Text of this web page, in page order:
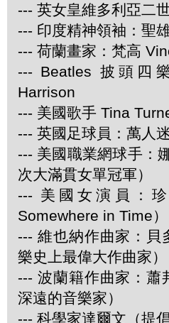
--- 英女皇維多利亞二
--- 印度精神領袖：聖
--- 荷蘭畫家：梵高
--- Beatles 披頭四
Harrison
--- 美國歌手 Tina
--- 英國足球員：萬人
--- 美國職業網球手：
次大滿貫女單冠軍）
--- 美國女演員：
Somewhere in Time）
--- 維也納作曲家：貝
樂史上最偉大作曲家）
--- 波蘭籍作曲家：蕭
深遠的音樂家）
--- 科學家達爾文（提